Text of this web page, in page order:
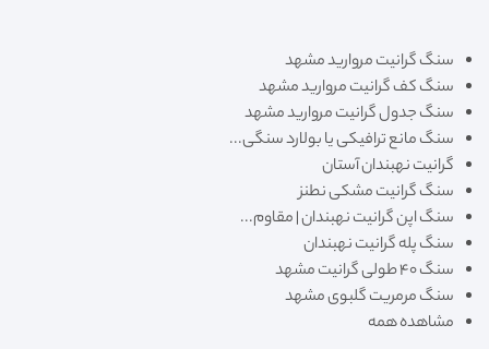
سنگ گرانیت مروارید مشهد
سنگ کف گرانیت مروارید مشهد
سنگ جدول گرانیت مروارید مشهد
سنگ مانع ترافیکی یا بولارد سنگی...
گرانیت نهبندان آستان
سنگ گرانیت مشکی نطنز
سنگ اپن گرانیت نهبندان | مقاوم...
سنگ پله گرانیت نهبندان
سنگ ۴۰ طولی گرانیت مشهد
سنگ مرمریت گلبوی مشهد
مشاهده همه